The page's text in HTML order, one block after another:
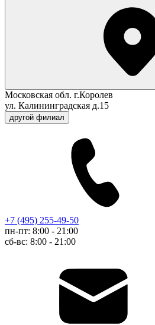
Московская обл. г.Королев
ул. Калининградская д.15
другой филиал
+7 (495) 255-49-50
пн-пт: 8:00 - 21:00
сб-вс: 8:00 - 21:00